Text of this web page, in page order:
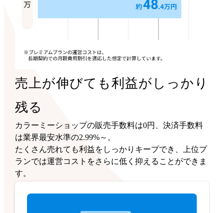
売上が伸びても利益がしっかり
残る
カラーミーショップの販売手数料は0円、決済手数料
は業界最安水準の2.99%～。
たくさん売れても利益をしっかりキープでき、上位プ
ランでは運営コストをさらに低く抑えることができま
す。